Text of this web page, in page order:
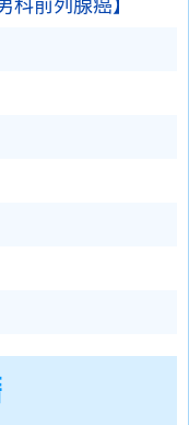
科前列腺癌】